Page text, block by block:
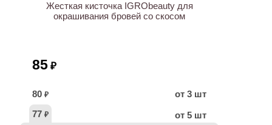
Жесткая кисточка IGRObeauty для
окрашивания бровей со скосом
85 ₽
80 ₽
от 3 шт
77 ₽ от 5 шт